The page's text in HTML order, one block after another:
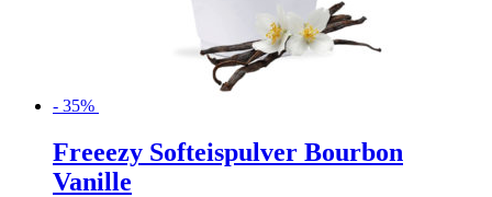
- 35%
Freeezy Softeispulver Bourbon
Vanille